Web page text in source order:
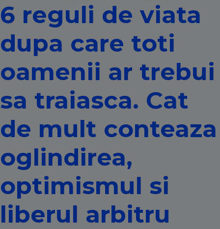
6 reguli de viata
dupa care toti
oamenii ar trebui
sa traiasca. Cat
de mult conteaza
oglindirea,
optimismul si
liberul arbitru